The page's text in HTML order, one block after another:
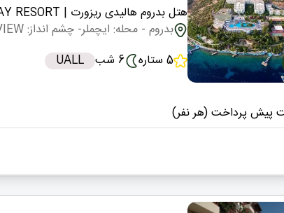
هتل بدروم هالیدی ریزورت | BODRUM HOLIDAY RESORT
بدروم - محله: ایچملر- چشم انداز: LAND VIEW
5 ستاره
6 شب UALL
پیش پرداخت (هر نفر)